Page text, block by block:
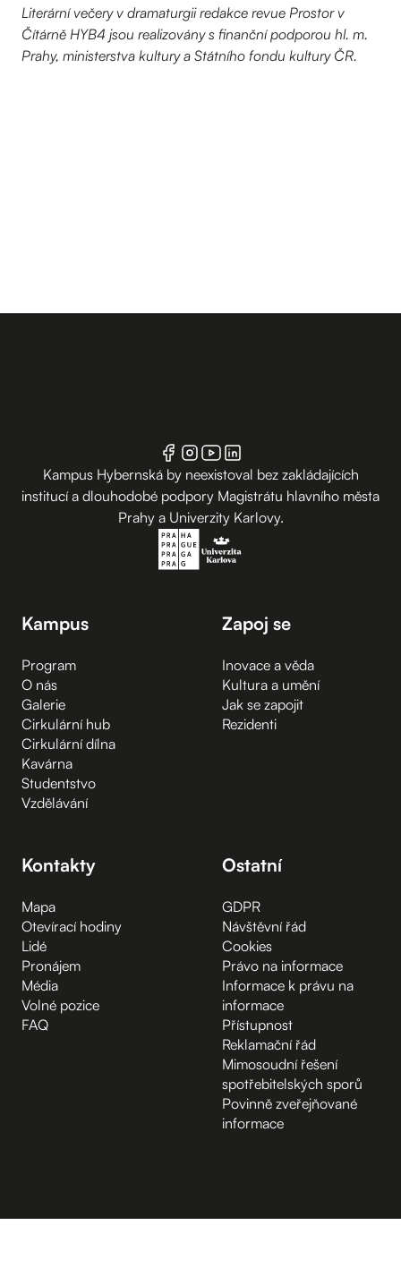
Literární večery v dramaturgii redakce revue Prostor v
Čítárně HYB4 jsou realizovány s finanční podporou hl. m.
Prahy, ministerstva kultury a Státního fondu kultury ČR.
Kampus Hybernská by neexistoval bez zakládajících
institucí a dlouhodobé podpory Magistrátu hlavního města
Prahy a Univerzity Karlovy.
Kampus
Program
O nás
Galerie
Cirkulární hub
Cirkulární dílna
Kavárna
Studentstvo
Vzdělávání
Zapoj se
Inovace a věda
Kultura a umění
Jak se zapojit
Rezidenti
Kontakty
Mapa
Otevírací hodiny
Lidé
Pronájem
Média
Volné pozice
FAQ
Ostatní
GDPR
Návštěvní řád
Cookies
Právo na informace
Informace k právu na
informace
Přístupnost
Reklamační řád
Mimosoudní řešení
spotřebitelských sporů
Povinně zveřejňované
informace